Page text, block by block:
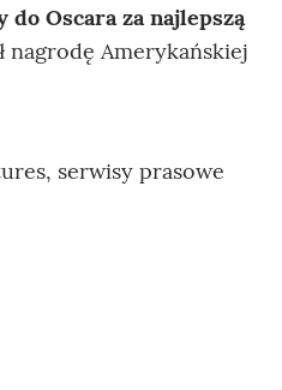
Oscara za najlepszą
nagrodę Amerykańskiej
serwisy prasowe